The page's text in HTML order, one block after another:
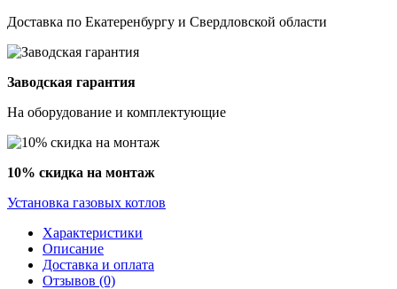
Доставка по Екатеренбургу и Свердловской области
Заводская гарантия
На оборудование и комплектующие
10% скидка на монтаж
Установка газовых котлов
Характеристики
Описание
Доставка и оплата
Отзывов (0)